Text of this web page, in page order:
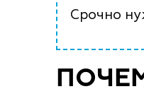
Срочно